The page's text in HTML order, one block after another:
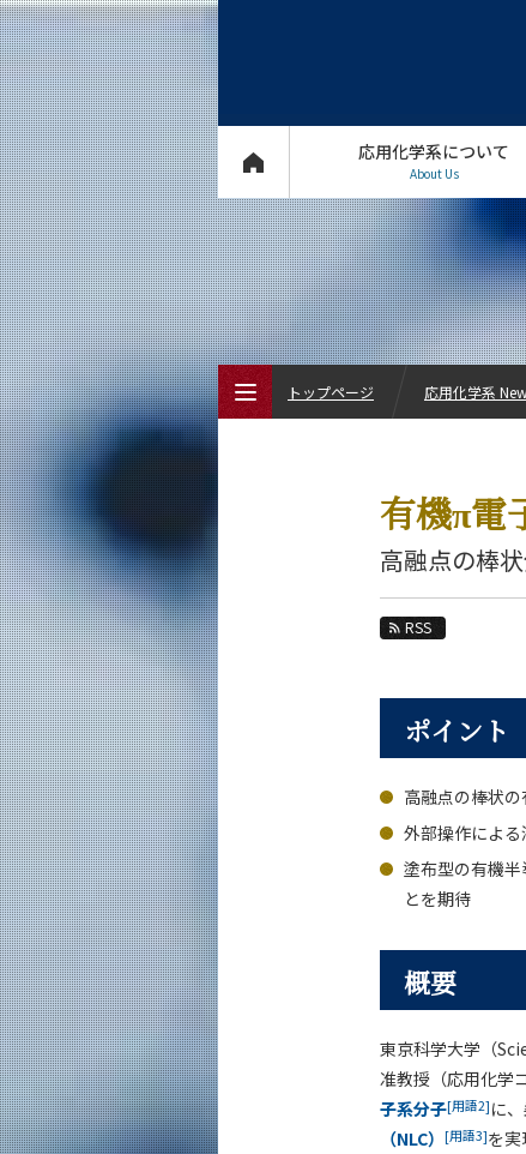
応用化学系について
About Us
有機π電
高融点の棒
RSS
ポイント
高融点の棒状
外部操作によ
塗布型の有機
とを期待
概要
東京科学大学（
准教授（応用化学
子系分子[用語2]に
（NLC） [用語3]を
トップページ 応用化学系
応用化学系について
イベントカレンダー